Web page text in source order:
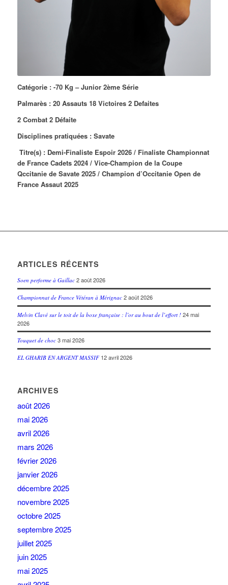
Catégorie : -70 Kg – Junior 2ème Série
Palmarès : 20 Assauts 18 Victoires 2 Defaites
2 Combat 2 Défaite
Disciplines pratiquées : Savate
Titre(s) : Demi-Finaliste Espoir 2026 / Finaliste Championnat
de France Cadets 2024 / Vice-Champion de la Coupe
Qccitanie de Savate 2025 / Champion d’Occitanie Open de
France Assaut 2025
ARTICLES RÉCENTS
Soen performe à Gaillac 2 août 2026
Championnat de France Vétéran à Mérignac 2 août 2026
Melvin Clavé sur le toit de la boxe française : l’or au bout de l’effort ! 24 mai
2026
Touquet de choc 3 mai 2026
EL GHARIB EN ARGENT MASSIF 12 avril 2026
ARCHIVES
août 2026
mai 2026
avril 2026
mars 2026
février 2026
janvier 2026
décembre 2025
novembre 2025
octobre 2025
septembre 2025
juillet 2025
juin 2025
mai 2025